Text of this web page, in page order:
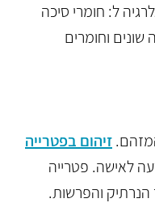
ל: חומרי סיכה
שונים וחומרים
זיהום בפטרייה
לאישה. פטרייה
והפרשות.